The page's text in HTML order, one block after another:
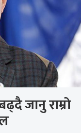
जानु राम्रो